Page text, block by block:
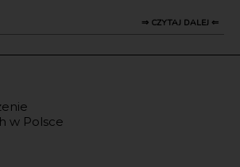
⇒ CZYTAJ DALEJ ⇐
w Polsce